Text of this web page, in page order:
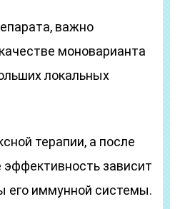
важно
моноварианта
локальных
терапии, а после
зависит
его иммунной системы.